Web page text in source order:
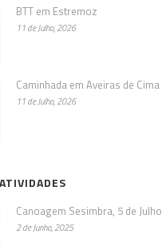
BTT em Estremoz
11 de Julho, 2026
Caminhada em Aveiras de Cima
11 de Julho, 2026
Canoagem Sesimbra, 5 de Julho
2 de Junho, 2025